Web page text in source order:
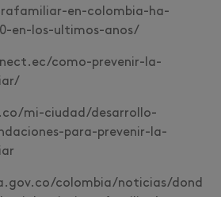
en-colombia-ha-
en-los-ultimos-anos/
como-prevenir-la-
mi-ciudad/desarrollo-
para-prevenir-la-
colombia/noticias/dond